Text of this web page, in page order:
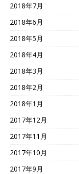
2018年7月
2018年6月
2018年5月
2018年4月
2018年3月
2018年2月
2018年1月
2017年12月
2017年11月
2017年10月
2017年9月